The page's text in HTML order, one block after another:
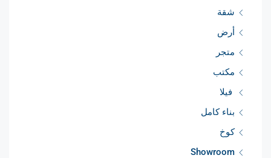
شقة
أرض
متجر
مكتب
فيلا
بناء كامل
كوخ
Showroom